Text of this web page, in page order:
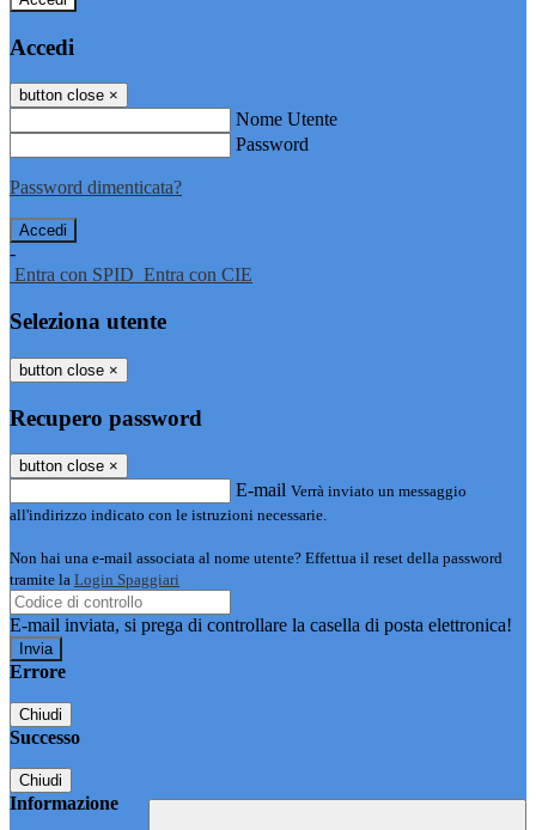
Accedi
button close ×
Nome Utente
Password
Password dimenticata?
-
Entra con SPID Entra con CIE
Seleziona utente
button close ×
Recupero password
button close ×
E-mail Verrà inviato un messaggio
all'indirizzo indicato con le istruzioni necessarie.
Non hai una e-mail associata al nome utente? Effettua il reset della password
tramite la Login Spaggiari
E-mail inviata, si prega di controllare la casella di posta elettronica!
Errore
Chiudi
Successo
Chiudi
Informazione